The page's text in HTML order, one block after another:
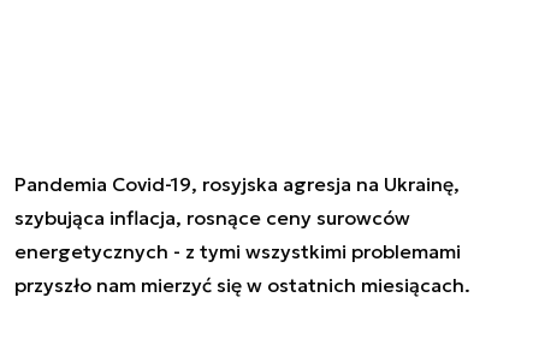
Pandemia Covid-19, rosyjska agresja na Ukrainę,
szybująca inflacja, rosnące ceny surowców
energetycznych - z tymi wszystkimi problemami
przyszło nam mierzyć się w ostatnich miesiącach.